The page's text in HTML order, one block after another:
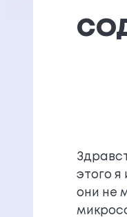
этого я
они не